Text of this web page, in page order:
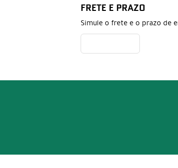
FRETE E PRAZO
Simule o frete e o prazo de